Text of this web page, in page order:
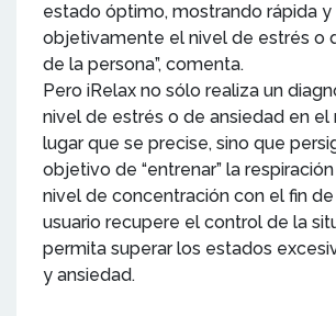
estado óptimo, mostrando rápida y
objetivamente el nivel de estrés o
de la persona”, comenta.
Pero iRelax no sólo realiza un
nivel de estrés o de ansiedad en
lugar que se precise, sino que
objetivo de “entrenar” la
nivel de concentración con el fin
usuario recupere el control de la
permita superar los estados
y ansiedad.